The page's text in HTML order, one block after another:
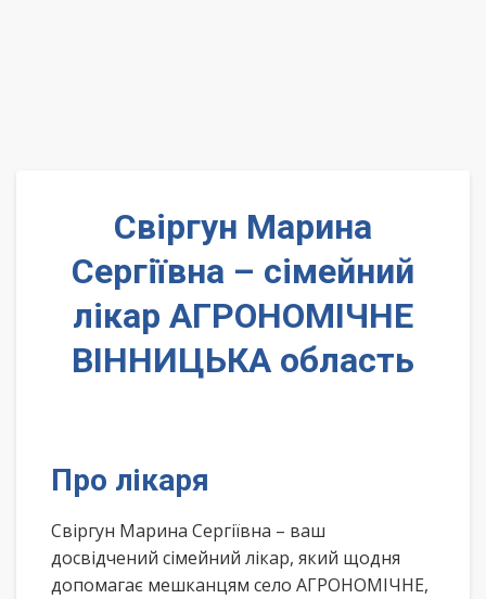
Свіргун Марина
Сергіївна – сімейний
лікар АГРОНОМІЧНЕ
ВІННИЦЬКА область
Про лікаря
Свіргун Марина Сергіївна – ваш
досвідчений сімейний лікар, який щодня
допомагає мешканцям село АГРОНОМІЧНЕ,